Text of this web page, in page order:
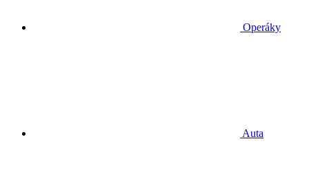
Operáky
Auta